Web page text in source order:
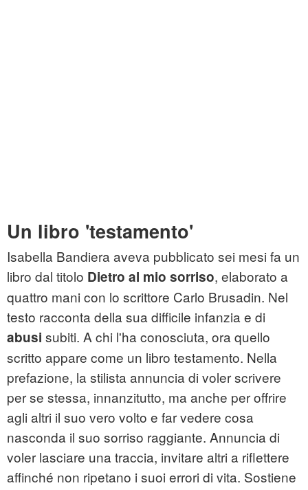
Un libro 'testamento'
Isabella Bandiera aveva pubblicato sei mesi fa un
libro dal titolo Dietro al mio sorriso, elaborato a
quattro mani con lo scrittore Carlo Brusadin. Nel
testo racconta della sua difficile infanzia e di
abusi subiti. A chi l'ha conosciuta, ora quello
scritto appare come un libro testamento. Nella
prefazione, la stilista annuncia di voler scrivere
per se stessa, innanzitutto, ma anche per offrire
agli altri il suo vero volto e far vedere cosa
nasconda il suo sorriso raggiante. Annuncia di
voler lasciare una traccia, invitare altri a riflettere
affinché non ripetano i suoi errori di vita. Sostiene